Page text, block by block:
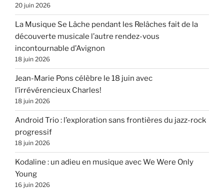
20 juin 2026
La Musique Se Lâche pendant les Relâches fait de la
découverte musicale l’autre rendez-vous
incontournable d’Avignon
18 juin 2026
Jean-Marie Pons célèbre le 18 juin avec
l’irrévérencieux Charles!
18 juin 2026
Android Trio : l’exploration sans frontières du jazz-rock
progressif
18 juin 2026
Kodaline : un adieu en musique avec We Were Only
Young
16 juin 2026